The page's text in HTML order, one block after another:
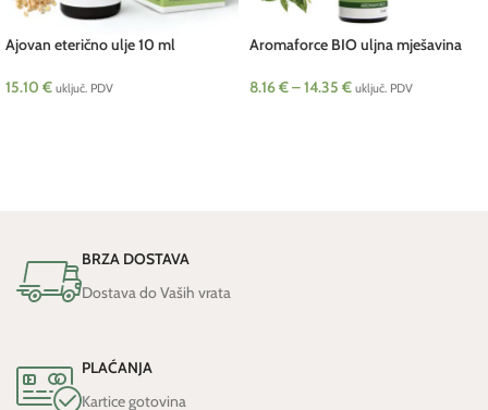
Ajovan eterično ulje 10 ml
15.10 € uključ. PDV
Aromaforce BIO uljna mješavina
8.16€–14.35 € uključ. PDV
BRZA DOSTAVA
Dostava do Vaših vrata
PLAĆANJA
Kartice gotovina